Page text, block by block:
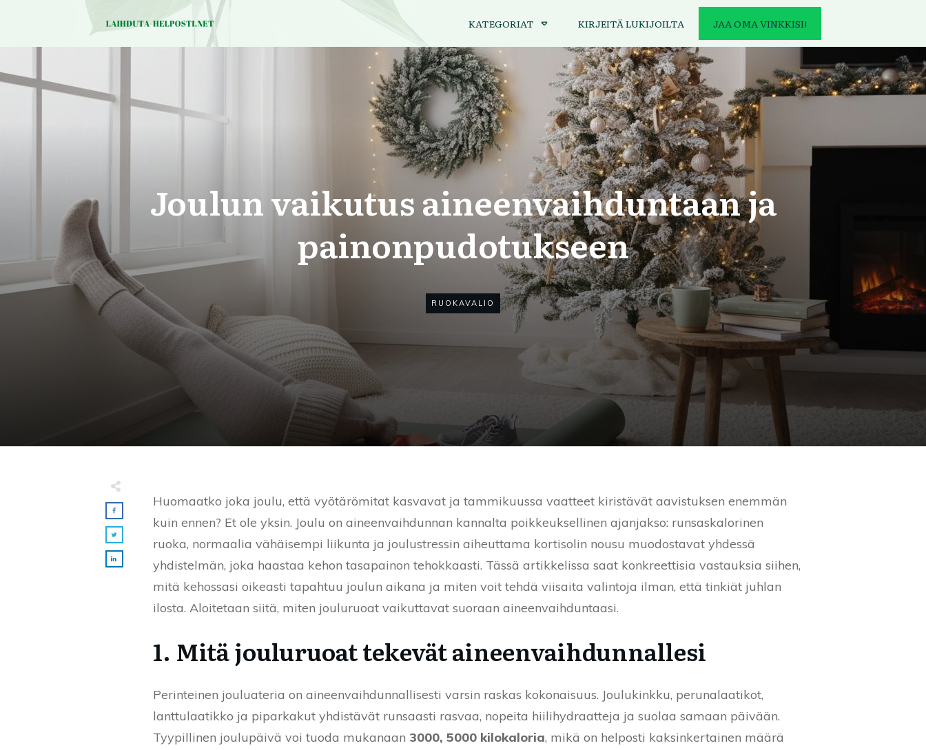
KATEGORIAT KIRJEITÄ LUKIJOILTA JAA OMA VINKKISI!
Joulun vaikutus aineenvaihduntaan ja
painonpudotukseen
RUOKAVALIO
Huomaatko joka joulu, että vyötärömitat kasvavat ja tammikuussa vaatteet kiristävät aavistuksen enemmän
kuin ennen? Et ole yksin. Joulu on aineenvaihdunnan kannalta poikkeuksellinen ajanjakso: runsaskalorinen
ruoka, normaalia vähäisempi liikunta ja joulustressin aiheuttama kortisolin nousu muodostavat yhdessä
yhdistelmän, joka haastaa kehon tasapainon tehokkaasti. Tässä artikkelissa saat konkreettisia vastauksia siihen,
mitä kehossasi oikeasti tapahtuu joulun aikana ja miten voit tehdä viisaita valintoja ilman, että tinkiät juhlan
ilosta. Aloitetaan siitä, miten jouluruoat vaikuttavat suoraan aineenvaihduntaasi.
1. Mitä jouluruoat tekevät aineenvaihdunnallesi
Perinteinen jouluateria on aineenvaihdunnallisesti varsin raskas kokonaisuus. Joulukinkku, perunalaatikot,
lanttulaatikko ja piparkakut yhdistävät runsaasti rasvaa, nopeita hiilihydraatteja ja suolaa samaan päivään.
Tyypillinen joulupäivä voi tuoda mukanaan 3000, 5000 kilokaloria, mikä on helposti kaksinkertainen määrä